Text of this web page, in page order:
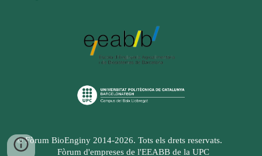
© Fòrum BioEnginy 2014-2026. Tots els drets reservats.
Fòrum d'empreses de l'EEABB de la UPC